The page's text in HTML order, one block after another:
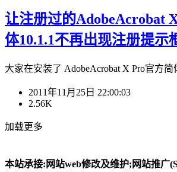
让注册过的AdobeAcrobat
体10.1.1不再出现注册提示
大家在安装了 AdobeAcrobat X Pro官方简
2011年11月25日 22:00:03
2.56K
加载更多
本站承接:网站web修改及维护;网站推广